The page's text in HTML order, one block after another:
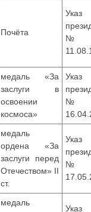
Почёта
Указ
медаль «За
заслуги в
освоении
космоса»
Указ
медаль
ордена «За
заслуги перед
Отечеством» II
ст.
Указ
медаль
Указ